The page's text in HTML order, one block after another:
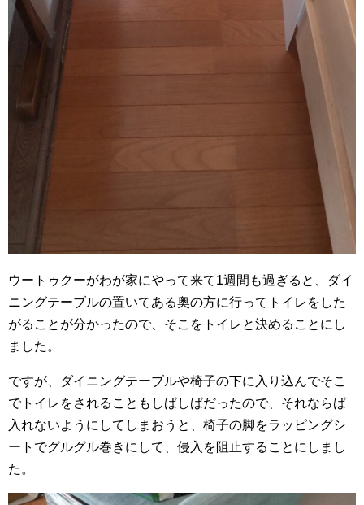
ウートゥクーがわが家にやって来て1週間も過ぎると、ダイ
ニングテーブルの置いてある奥の方に行ってトイレをした
がることが分かったので、そこをトイレと決めることにし
ました。
ですが、ダイニングテーブルや椅子の下に入り込んでそこ
でトイレをされることもしばしばだったので、それならば
入れないようにしてしまおうと、椅子の脚をラッピングシ
ートでグルグル巻きにして、侵入を阻止することにしまし
た。